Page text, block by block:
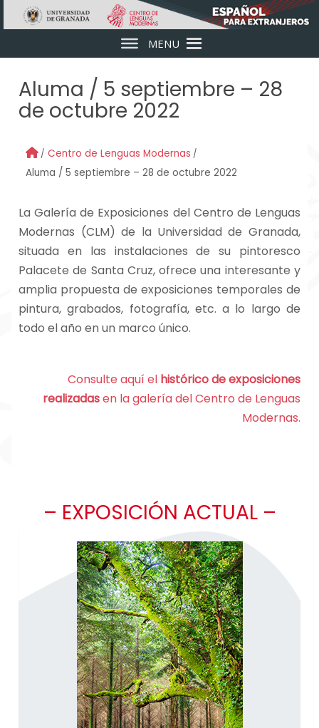
Skip to main content
MENU
Aluma / 5 septiembre – 28
de octubre 2022
Centro de Lenguas Modernas
Aluma / 5 septiembre – 28 de octubre 2022
La Galería de Exposiciones del Centro de Lenguas
Modernas (CLM) de la Universidad de Granada,
situada en las instalaciones de su pintoresco
Palacete de Santa Cruz, ofrece una interesante y
amplia propuesta de exposiciones temporales de
pintura, grabados, fotografía, etc. a lo largo de
todo el año en un marco único.
Consulte aquí el histórico de exposiciones
realizadasen la galería del Centro de Lenguas
Modernas.
– EXPOSICIÓN ACTUAL –